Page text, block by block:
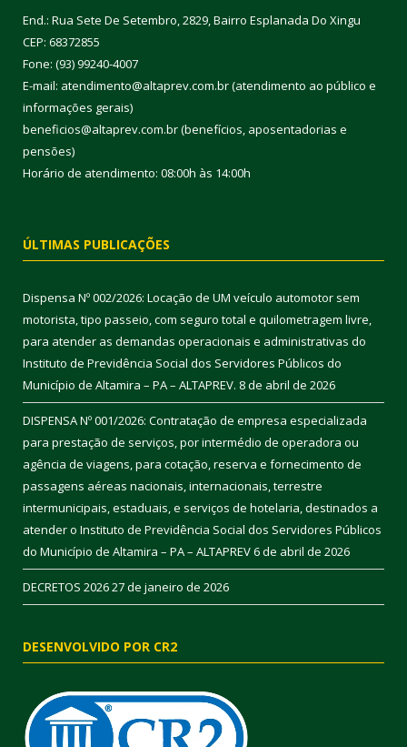
End.: Rua Sete De Setembro, 2829, Bairro Esplanada Do Xingu
CEP: 68372855
Fone: (93) 99240-4007
E-mail: atendimento@altaprev.com.br (atendimento ao público e
informações gerais)
beneficios@altaprev.com.br (benefícios, aposentadorias e
pensões)
Horário de atendimento: 08:00h às 14:00h
ÚLTIMAS PUBLICAÇÕES
Dispensa Nº 002/2026: Locação de UM veículo automotor sem
motorista, tipo passeio, com seguro total e quilometragem livre,
para atender as demandas operacionais e administrativas do
Instituto de Previdência Social dos Servidores Públicos do
Município de Altamira – PA – ALTAPREV. 8 de abril de 2026
DISPENSA Nº 001/2026: Contratação de empresa especializada
para prestação de serviços, por intermédio de operadora ou
agência de viagens, para cotação, reserva e fornecimento de
passagens aéreas nacionais, internacionais, terrestre
intermunicipais, estaduais, e serviços de hotelaria, destinados a
atender o Instituto de Previdência Social dos Servidores Públicos
do Município de Altamira – PA – ALTAPREV6 de abril de 2026
DECRETOS 202627 de janeiro de 2026
DESENVOLVIDO POR CR2